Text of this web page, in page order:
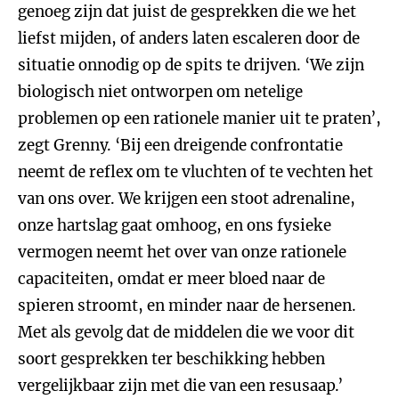
genoeg zijn dat juist de gesprekken die we het
liefst mijden, of anders laten escaleren door de
situatie onnodig op de spits te drijven. ‘We zijn
biologisch niet ontworpen om netelige
problemen op een rationele manier uit te praten’,
zegt Grenny. ‘Bij een dreigende confrontatie
neemt de reflex om te vluchten of te vechten het
van ons over. We krijgen een stoot adrenaline,
onze hartslag gaat omhoog, en ons fysieke
vermogen neemt het over van onze rationele
capaciteiten, omdat er meer bloed naar de
spieren stroomt, en minder naar de hersenen.
Met als gevolg dat de middelen die we voor dit
soort gesprekken ter beschikking hebben
vergelijkbaar zijn met die van een resusaap.’